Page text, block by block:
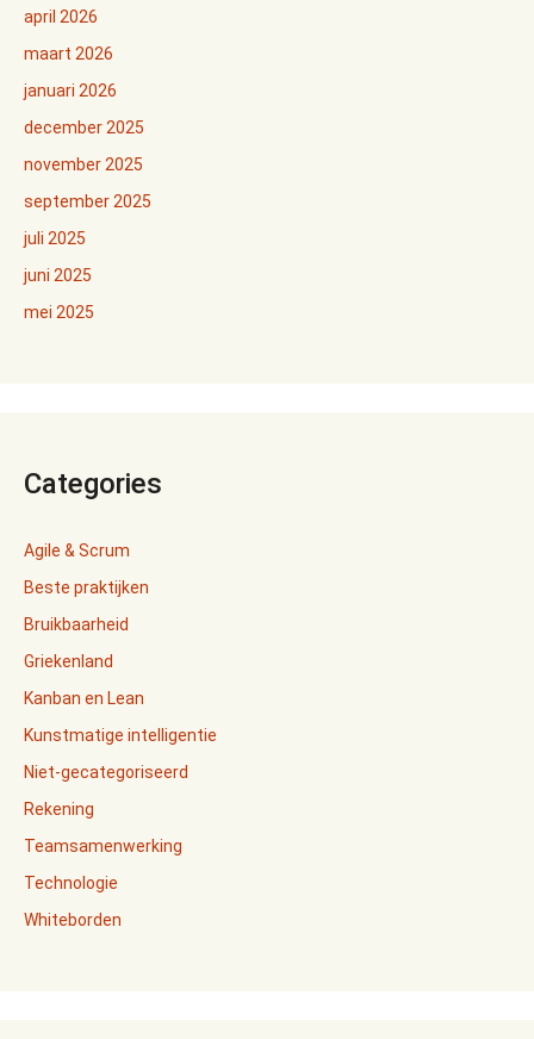
april 2026
maart 2026
januari 2026
december 2025
november 2025
september 2025
juli 2025
juni 2025
mei 2025
Categories
Agile & Scrum
Beste praktijken
Bruikbaarheid
Griekenland
Kanban en Lean
Kunstmatige intelligentie
Niet-gecategoriseerd
Rekening
Teamsamenwerking
Technologie
Whiteborden